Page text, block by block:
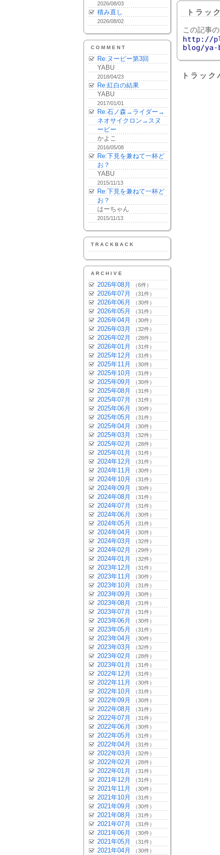
2026/08/03
積み直し
2026/08/02
COMMENT
Re:ヌーピー第3回
YABU
2018/04/23
Re:紅白の結果
YABU
2017/01/01
Re:石ノ森→ライダー→
ネオサイクロン→スヌ
ーピー
かよこ
2016/05/08
Re:下見を兼ねて一杯ど
お？
YABU
2015/11/13
Re:下見を兼ねて一杯ど
お？
はーちゃん
2015/11/13
TRACKBACK
ARCHIVE
2026年08月 （6件）
2026年07月 （31件）
2026年06月 （30件）
2026年05月 （31件）
2026年04月 （30件）
2026年03月 （32件）
2026年02月 （28件）
2026年01月 （31件）
2025年12月 （31件）
2025年11月 （30件）
2025年10月 （31件）
2025年09月 （30件）
2025年08月 （31件）
2025年07月 （31件）
2025年06月 （30件）
2025年05月 （31件）
2025年04月 （30件）
2025年03月 （32件）
2025年02月 （28件）
2025年01月 （31件）
2024年12月 （31件）
2024年11月 （30件）
2024年10月 （31件）
2024年09月 （30件）
2024年08月 （31件）
2024年07月 （31件）
2024年06月 （30件）
2024年05月 （31件）
2024年04月 （30件）
2024年03月 （32件）
2024年02月 （29件）
2024年01月 （32件）
2023年12月 （31件）
2023年11月 （30件）
2023年10月 （31件）
2023年09月 （30件）
2023年08月 （31件）
2023年07月 （31件）
2023年06月 （30件）
2023年05月 （31件）
2023年04月 （30件）
2023年03月 （32件）
2023年02月 （28件）
2023年01月 （31件）
2022年12月 （31件）
2022年11月 （30件）
2022年10月 （31件）
2022年09月 （30件）
2022年08月 （31件）
2022年07月 （31件）
2022年06月 （30件）
2022年05月 （31件）
2022年04月 （31件）
2022年03月 （32件）
2022年02月 （28件）
2022年01月 （31件）
2021年12月 （31件）
2021年11月 （30件）
2021年10月 （31件）
2021年09月 （30件）
2021年08月 （31件）
2021年07月 （31件）
2021年06月 （30件）
2021年05月 （31件）
2021年04月 （30件）
トラッ
この記事
http://
blog/ya-
トラッ